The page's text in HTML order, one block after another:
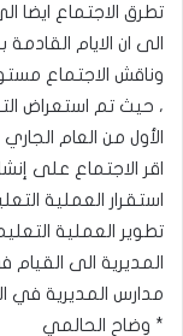
تطرق الاجتماع ايضا
الى ان الايام
وناقش الاجتماع
، حيث تم استعراض
الأول من العام الجاري
اقر الاجتماع على
استقرار العملية
تطوير العملية
المديرية الى
مدارس المديرية في
* وضاح الحالمي